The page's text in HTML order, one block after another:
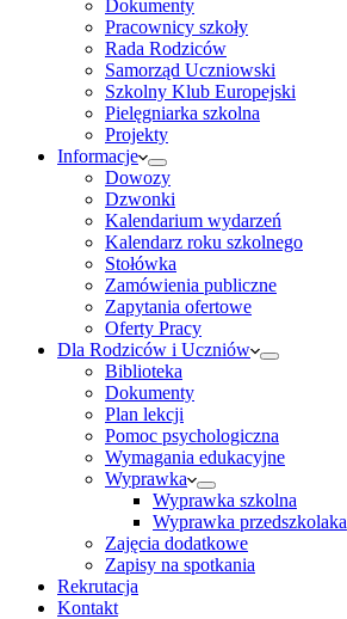
Dokumenty
Pracownicy szkoły
Rada Rodziców
Samorząd Uczniowski
Szkolny Klub Europejski
Pielęgniarka szkolna
Projekty
Informacje
Dowozy
Dzwonki
Kalendarium wydarzeń
Kalendarz roku szkolnego
Stołówka
Zamówienia publiczne
Zapytania ofertowe
Oferty Pracy
Dla Rodziców i Uczniów
Biblioteka
Dokumenty
Plan lekcji
Pomoc psychologiczna
Wymagania edukacyjne
Wyprawka
Wyprawka szkolna
Wyprawka przedszkolaka
Zajęcia dodatkowe
Zapisy na spotkania
Rekrutacja
Kontakt